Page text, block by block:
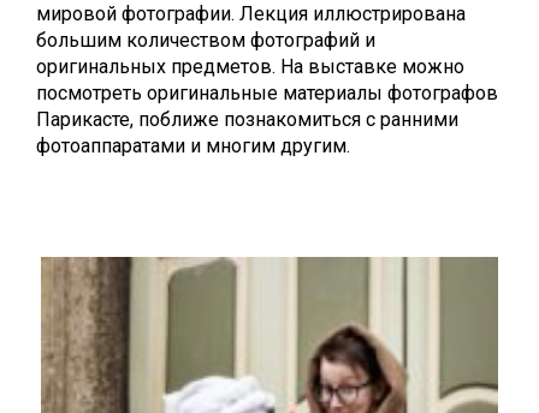
мировой фотографии. Лекция иллюстрирована
большим количеством фотографий и
оригинальных предметов. На выставке можно
посмотреть оригинальные материалы фотографов
Парикасте, поближе познакомиться с ранними
фотоаппаратами и многим другим.